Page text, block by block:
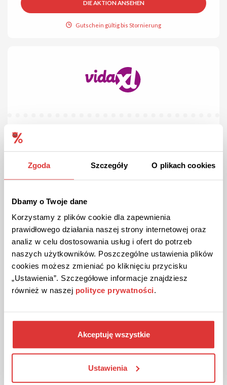
Zgoda Szczegóły O plikach cookies
Dbamy o Twoje dane
Korzystamy z plików cookie dla zapewnienia
prawidłowego działania naszej strony internetowej oraz
analiz w celu dostosowania usług i ofert do potrzeb
naszych użytkowników. Poszczególne ustawienia plików
cookies możesz zmieniać po kliknięciu przycisku
„Ustawienia”. Szczegółowe informacje znajdziesz
również w naszej polityce prywatności.
Akceptuję wszystkie
Ustawienia
DIE AKTION ANSEHEN
Gutschein gültig bis Stornierung
10% Rabatt bei vidaXL!
Schauen Sie bei den monatlich wechselnden Angeboten nach
Gutschein gültig bis Stornierung
Schauen Sie sich die Neuheiten wie z.B. Matratzen,
Gartenhäuschen und vieles mehr an.